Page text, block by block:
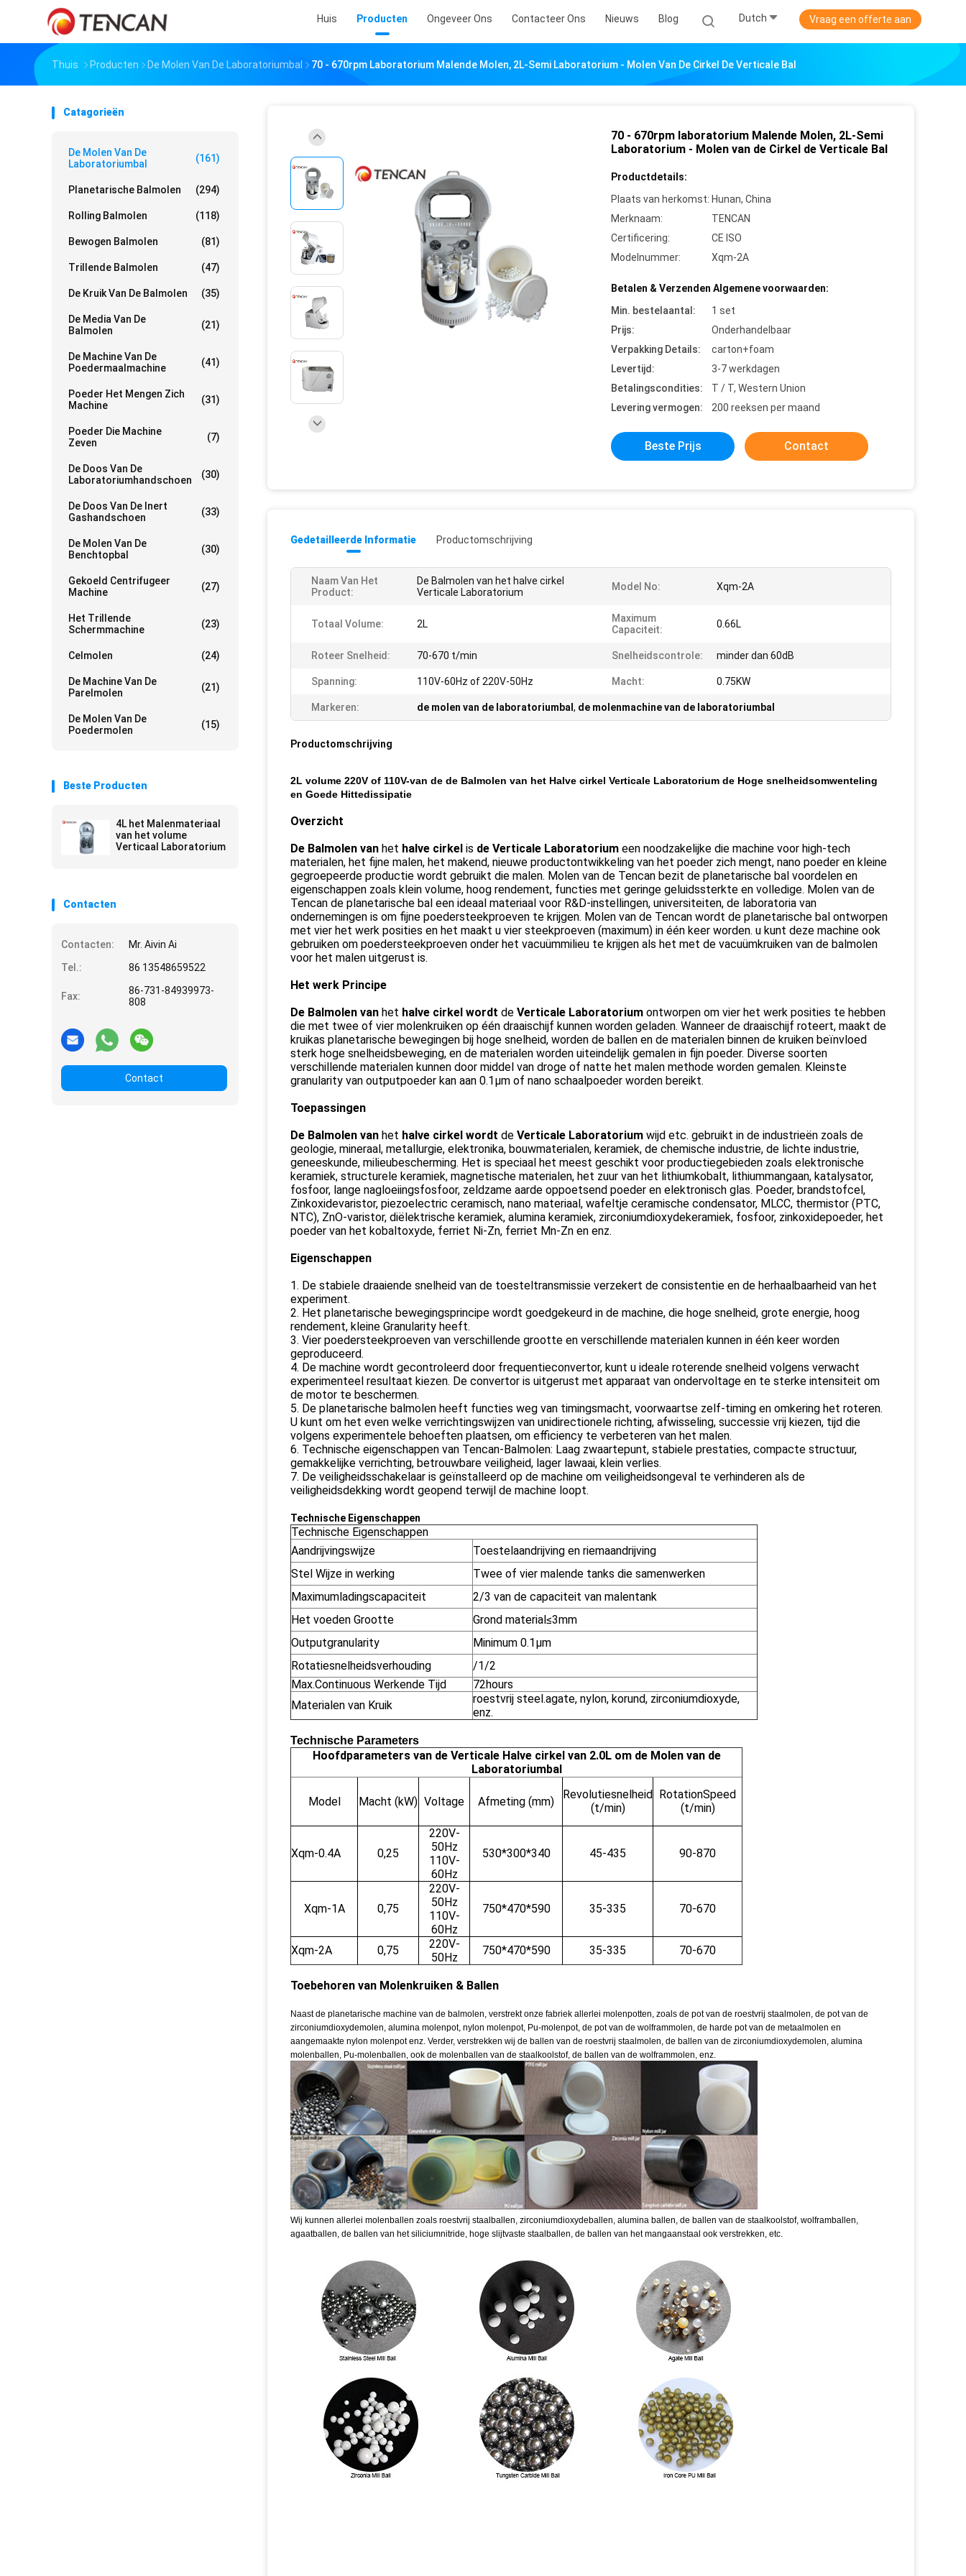
Huis Producten Ongeveer Ons Contacteer Ons Nieuws Blog Dutch Vraag een offerte aan
Thuis Producten De Molen Van De Laboratoriumbal 70 - 670rpm Laboratorium Malende Molen, 2L-Semi Laboratorium - Molen Van De Cirkel De Verticale Bal
Catagorieën
De Molen Van De
Laboratoriumbal
(161)
Planetarische Balmolen (294)
Rolling Balmolen (118)
Bewogen Balmolen (81)
Trillende Balmolen (47)
De Kruik Van De Balmolen (35)
De Media Van De
Balmolen
(21)
De Machine Van De
Poedermaalmachine
(41)
Poeder Het Mengen Zich
Machine
(31)
Poeder Die Machine
Zeven
(7)
De Doos Van De
Laboratoriumhandschoen
(30)
De Doos Van De Inert
Gashandschoen
(33)
De Molen Van De
Benchtopbal
(30)
Gekoeld Centrifugeer
Machine
(27)
Het Trillende
Schermmachine
(23)
Celmolen (24)
De Machine Van De
Parelmolen
(21)
De Molen Van De
Poedermolen
(15)
Beste Producten
4L het Malenmateriaal
van het volume
Verticaal Laboratorium
Contacten
Contacten:
Mr. Aivin Ai
Tel.:
86 13548659522
Fax:
86-731-84939973-
808
Contact
70 - 670rpm laboratorium Malende Molen, 2L-Semi
Laboratorium - Molen van de Cirkel de Verticale Bal
Productdetails:
Plaats van herkomst: Hunan, China
Merknaam:
TENCAN
Certificering:
CE ISO
Modelnummer:
Xqm-2A
Betalen & Verzenden Algemene voorwaarden:
Min. bestelaantal:
1 set
Prijs:
Onderhandelbaar
Verpakking Details:
carton+foam
Levertijd:
3-7 werkdagen
Betalingscondities:
T / T, Western Union
Levering vermogen:
200 reeksen per maand
Beste Prijs Contact
Gedetailleerde Informatie Productomschrijving
Naam Van Het
Product:
De Balmolen van het halve cirkel
Verticale Laboratorium
Model No: Xqm-2A
Totaal Volume: 2L
Maximum
Capaciteit:
0.66L
Roteer Snelheid: 70-670 t/min Snelheidscontrole: minder dan 60dB
Spanning: 110V-60Hz of 220V-50Hz Macht: 0.75KW
Markeren: de molen van de laboratoriumbal , de molenmachine van de laboratoriumbal
Productomschrijving
2L volume 220V of 110V-van de de Balmolen van het Halve cirkel Verticale Laboratorium de Hoge snelheidsomwenteling
en Goede Hittedissipatie
Overzicht
De Balmolen van het halve cirkel is de Verticale Laboratorium een noodzakelijke die machine voor high-tech
materialen, het fijne malen, het makend, nieuwe productontwikkeling van het poeder zich mengt, nano poeder en kleine
gegroepeerde productie wordt gebruikt die malen. Molen van de Tencan bezit de planetarische bal voordelen en
eigenschappen zoals klein volume, hoog rendement, functies met geringe geluidssterkte en volledige. Molen van de
Tencan de planetarische bal een ideaal materiaal voor R&D-instellingen, universiteiten, de laboratoria van
ondernemingen is om fijne poedersteekproeven te krijgen. Molen van de Tencan wordt de planetarische bal ontworpen
met vier het werk posities en het maakt u vier steekproeven (maximum) in één keer worden. u kunt deze machine ook
gebruiken om poedersteekproeven onder het vacuümmilieu te krijgen als het met de vacuümkruiken van de balmolen
voor het malen uitgerust is.
Het werk Principe
De Balmolen van het halve cirkel wordt de Verticale Laboratorium ontworpen om vier het werk posities te hebben
die met twee of vier molenkruiken op één draaischijf kunnen worden geladen. Wanneer de draaischijf roteert, maakt de
kruikas planetarische bewegingen bij hoge snelheid, worden de ballen en de materialen binnen de kruiken beïnvloed
sterk hoge snelheidsbeweging, en de materialen worden uiteindelijk gemalen in fijn poeder. Diverse soorten
verschillende materialen kunnen door middel van droge of natte het malen methode worden gemalen. Kleinste
granularity van outputpoeder kan aan 0.1μm of nano schaalpoeder worden bereikt.
Toepassingen
De Balmolen van het halve cirkel wordt de Verticale Laboratorium wijd etc. gebruikt in de industrieën zoals de
geologie, mineraal, metallurgie, elektronika, bouwmaterialen, keramiek, de chemische industrie, de lichte industrie,
geneeskunde, milieubescherming. Het is speciaal het meest geschikt voor productiegebieden zoals elektronische
keramiek, structurele keramiek, magnetische materialen, het zuur van het lithiumkobalt, lithiummangaan, katalysator,
fosfoor, lange nagloeiingsfosfoor, zeldzame aarde oppoetsend poeder en elektronisch glas. Poeder, brandstofcel,
Zinkoxidevaristor, piezoelectric ceramisch, nano materiaal, wafeltje ceramische condensator, MLCC, thermistor (PTC,
NTC), ZnO-varistor, diëlektrische keramiek, alumina keramiek, zirconiumdioxydekeramiek, fosfoor, zinkoxidepoeder, het
poeder van het kobaltoxyde, ferriet Ni-Zn, ferriet Mn-Zn en enz.
Eigenschappen
1. De stabiele draaiende snelheid van de toesteltransmissie verzekert de consistentie en de herhaalbaarheid van het
experiment.
2. Het planetarische bewegingsprincipe wordt goedgekeurd in de machine, die hoge snelheid, grote energie, hoog
rendement, kleine Granularity heeft.
3. Vier poedersteekproeven van verschillende grootte en verschillende materialen kunnen in één keer worden
geproduceerd.
4. De machine wordt gecontroleerd door frequentieconvertor, kunt u ideale roterende snelheid volgens verwacht
experimenteel resultaat kiezen. De convertor is uitgerust met apparaat van ondervoltage en te sterke intensiteit om
de motor te beschermen.
5. De planetarische balmolen heeft functies weg van timingsmacht, voorwaartse zelf-timing en omkering het roteren.
U kunt om het even welke verrichtingswijzen van unidirectionele richting, afwisseling, successie vrij kiezen, tijd die
volgens experimentele behoeften plaatsen, om efficiency te verbeteren van het malen.
6. Technische eigenschappen van Tencan-Balmolen: Laag zwaartepunt, stabiele prestaties, compacte structuur,
gemakkelijke verrichting, betrouwbare veiligheid, lager lawaai, klein verlies.
7. De veiligheidsschakelaar is geïnstalleerd op de machine om veiligheidsongeval te verhinderen als de
veiligheidsdekking wordt geopend terwijl de machine loopt.
Technische Eigenschappen
Technische Eigenschappen
Aandrijvingswijze
Toestelaandrijving en riemaandrijving
Stel Wijze in werking
Twee of vier malende tanks die samenwerken
Maximumladingscapaciteit
2/3 van de capaciteit van malentank
Het voeden Grootte
Grond material≤3mm
Outputgranularity
Minimum 0.1μm
Rotatiesnelheidsverhouding
/1/2
Max.Continuous Werkende Tijd
72hours
Materialen van Kruik
roestvrij steel.agate, nylon, korund, zirconiumdioxyde,
enz.
Technische Parameters
Hoofdparameters van de Verticale Halve cirkel van 2.0L om de Molen van de
Laboratoriumbal
Model Macht (kW) Voltage Afmeting (mm)
Revolutiesnelheid
(t/min)
RotationSpeed
(t/min)
Xqm-0.4A 0,25
220V-
50Hz
110V-
60Hz
530*300*340 45-435 90-870
Xqm-1A 0,75
220V-
50Hz
110V-
60Hz
750*470*590 35-335 70-670
Xqm-2A 0,75
220V-
50Hz
750*470*590 35-335 70-670
Toebehoren van Molenkruiken & Ballen
Naast de planetarische machine van de balmolen, verstrekt onze fabriek allerlei molenpotten, zoals de pot van de roestvrij staalmolen, de pot van de
zirconiumdioxydemolen, alumina molenpot, nylon molenpot, Pu-molenpot, de pot van de wolframmolen, de harde pot van de metaalmolen en
aangemaakte nylon molenpot enz. Verder, verstrekken wij de ballen van de roestvrij staalmolen, de ballen van de zirconiumdioxydemolen, alumina
molenballen, Pu-molenballen, ook de molenballen van de staalkoolstof, de ballen van de wolframmolen, enz.
Wij kunnen allerlei molenballen zoals roestvrij staalballen, zirconiumdioxydeballen, alumina ballen, de ballen van de staalkoolstof, wolframballen,
agaatballen, de ballen van het siliciumnitride, hoge slijtvaste staalballen, de ballen van het mangaanstaal ook verstrekken, etc.